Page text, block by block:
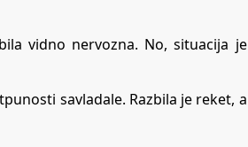
vidno nervozna. No, situacija je
savladale. Razbila je reket, a